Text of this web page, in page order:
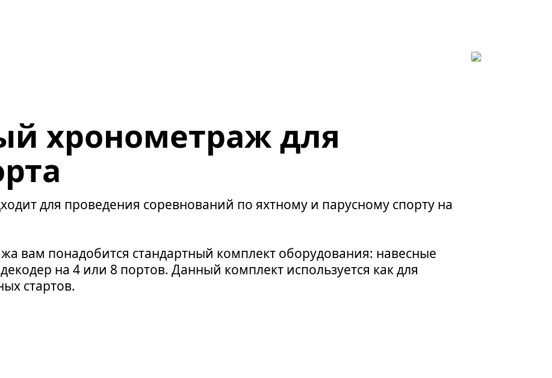
хронометраж для
для проведения соревнований по яхтному и парусному спорту на
вам понадобится стандартный комплект оборудования: навесные
на 4 или 8 портов. Данный комплект используется как для
стартов.